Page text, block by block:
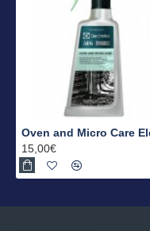
15,00€